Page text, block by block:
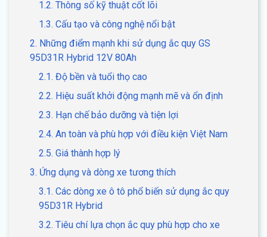
1.2. Thông số kỹ thuật cốt lõi
1.3. Cấu tạo và công nghệ nổi bật
2. Những điểm mạnh khi sử dụng ắc quy GS
95D31R Hybrid 12V 80Ah
2.1. Độ bền và tuổi thọ cao
2.2. Hiệu suất khởi động mạnh mẽ và ổn định
2.3. Hạn chế bảo dưỡng và tiện lợi
2.4. An toàn và phù hợp với điều kiện Việt Nam
2.5. Giá thành hợp lý
3. Ứng dụng và dòng xe tương thích
3.1. Các dòng xe ô tô phổ biến sử dụng ắc quy
95D31R Hybrid
3.2. Tiêu chí lựa chọn ắc quy phù hợp cho xe